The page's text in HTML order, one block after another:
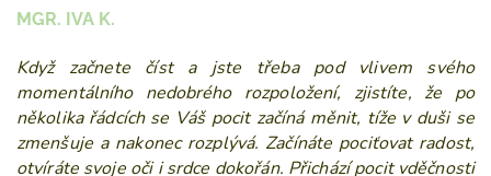
MGR. IVA K.
Když začnete číst a jste třeba pod vlivem svého
momentálního nedobrého rozpoložení, zjistíte, že po
několika řádcích se Váš pocit začíná měnit, tíže v duši se
zmenšuje a nakonec rozplývá. Začínáte pociťovat radost,
otvíráte svoje oči i srdce dokořán. Přichází pocit vděčnosti